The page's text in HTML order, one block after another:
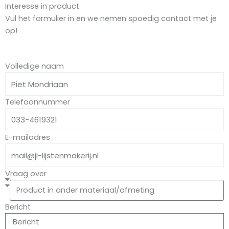
Interesse in product
Vul het formulier in en we nemen spoedig contact met je
op!
Volledige naam
Telefoonnummer
E-mailadres
Vraag over
Bericht